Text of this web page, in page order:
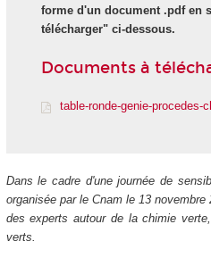
forme d'un document .pdf en
télécharger" ci-dessous.
Documents à
table-ronde-genie-procedes-
Dans le cadre d'une journée de
organisée par le Cnam le 13
des experts autour de la chimie
verts.